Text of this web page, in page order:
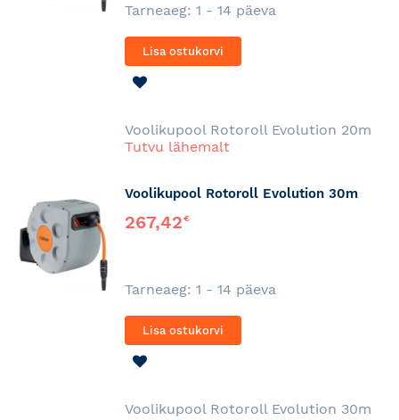
Tarneaeg: 1 - 14 päeva
Lisa ostukorvi
Voolikupool Rotoroll Evolution 20m
Tutvu lähemalt
Voolikupool Rotoroll Evolution 30m
267,42€
Tarneaeg: 1 - 14 päeva
Lisa ostukorvi
Voolikupool Rotoroll Evolution 30m